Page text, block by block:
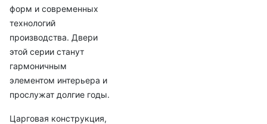
форм и современных
технологий
производства. Двери
этой серии станут
гармоничным
элементом интерьера и
прослужат долгие годы.
Царговая конструкция,